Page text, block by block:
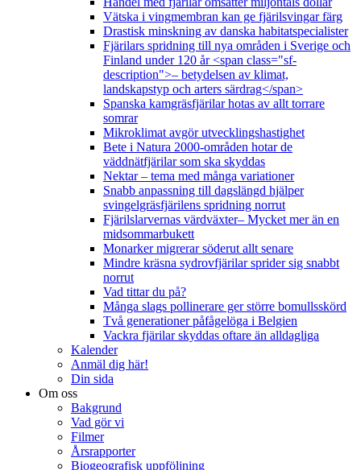
Vätska i vingmembran kan ge fjärilsvingar färg
Drastisk minskning av danska habitatspecialister
Fjärilars spridning till nya områden i Sverige och
Finland under 120 år <span class="sf-
description">– betydelsen av klimat,
landskapstyp och arters särdrag</span>
Spanska kamgräsfjärilar hotas av allt torrare
somrar
Mikroklimat avgör utvecklingshastighet
Bete i Natura 2000-områden hotar de
väddnätfjärilar som ska skyddas
Nektar – tema med många variationer
Snabb anpassning till dagslängd hjälper
svingelgräsfjärilens spridning norrut
Fjärilslarvernas värdväxter– Mycket mer än en
midsommarbukett
Monarker migrerar söderut allt senare
Mindre kräsna sydrovfjärilar sprider sig snabbt
norrut
Vad tittar du på?
Många slags pollinerare ger större bomullsskörd
Två generationer påfågelöga i Belgien
Vackra fjärilar skyddas oftare än alldagliga
Kalender
Anmäl dig här!
Din sida
Om oss
Bakgrund
Vad gör vi
Filmer
Årsrapporter
Biogeografisk uppföljning